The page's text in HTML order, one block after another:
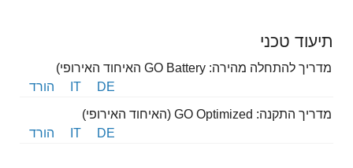
תיעוד טכני
מדריך להתחלה מהירה: GO Battery האיחוד האירופי)
DE
IT הורד
מדריך התקנה: GO Optimized (האיחוד האירופי)
DE
IT הורד